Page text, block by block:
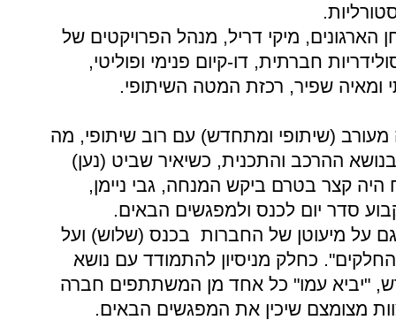
הארגונים, מיקי דריל, מנהל הפרויקטים של
חברתית, דו-קיום פנימי ופוליטי,
ומאיה שפיר, רכזת המטה השיתופי.
מעורב (שיתופי ומתחדש) עם רוב שיתופי, מה
בנושא ההרכב והתכנית, כשיאיר שביט (נען)
היה קצר בטרם ביקש המנחה, גבי ניימן,
סדר יום לכנס ולמפגשים הבאים.
גם על מיעוטן של החברות בכנס (שלוש) ועל
כחלק מניסיון להתמודד עם נושא
"יביא עמו" כל אחד מן המשתתפים חברה
מצומצם שיכין את המפגשים הבאים.